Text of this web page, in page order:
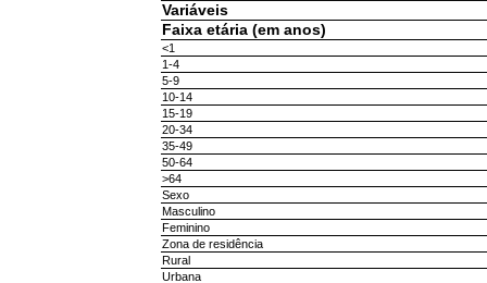
Variáveis
Faixa etária (em anos)
<1
1-4
5-9
10-14
15-19
20-34
35-49
50-64
>64
Sexo
Masculino
Feminino
Zona de residência
Rural
Urbana